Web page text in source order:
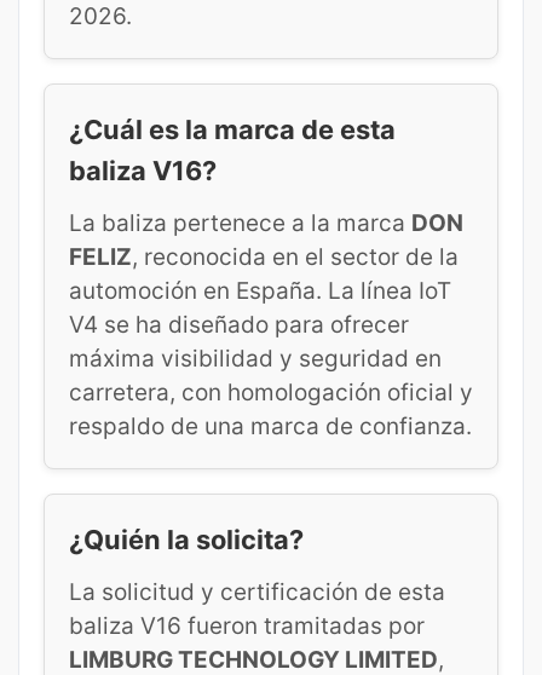
2026.
¿Cuál es la marca de esta
baliza V16?
La baliza pertenece a la marca DON
FELIZ, reconocida en el sector de la
automoción en España. La línea IoT
V4 se ha diseñado para ofrecer
máxima visibilidad y seguridad en
carretera, con homologación oficial y
respaldo de una marca de confianza.
¿Quién la solicita?
La solicitud y certificación de esta
baliza V16 fueron tramitadas por
LIMBURG TECHNOLOGY LIMITED,